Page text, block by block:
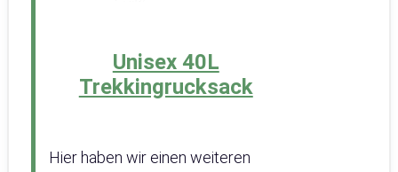
Unisex 40L
Trekkingrucksack
Hier haben wir einen weiteren